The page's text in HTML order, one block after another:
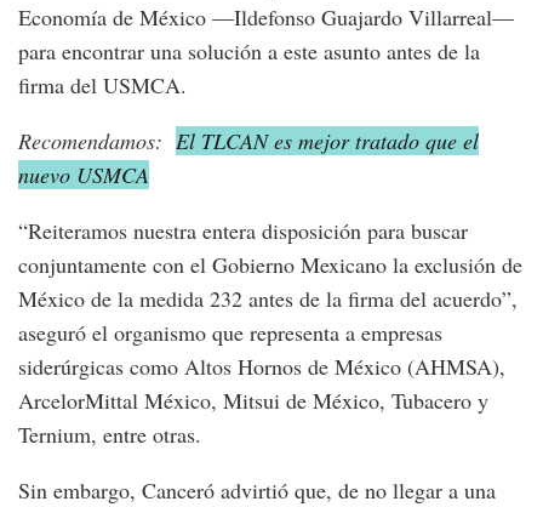
Economía de México —Ildefonso Guajardo Villarreal—
para encontrar una solución a este asunto antes de la
firma del USMCA.
Recomendamos: El TLCAN es mejor tratado que el
nuevo USMCA
“Reiteramos nuestra entera disposición para buscar
conjuntamente con el Gobierno Mexicano la exclusión de
México de la medida 232 antes de la firma del acuerdo”,
aseguró el organismo que representa a empresas
siderúrgicas como Altos Hornos de México (AHMSA),
ArcelorMittal México, Mitsui de México, Tubacero y
Ternium, entre otras.
Sin embargo, Canceró advirtió que, de no llegar a una